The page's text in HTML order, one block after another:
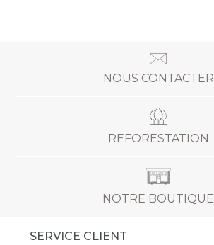
NOUS CONTACTER
REFORESTATION
NOTRE BOUTIQUE
SERVICE CLIENT